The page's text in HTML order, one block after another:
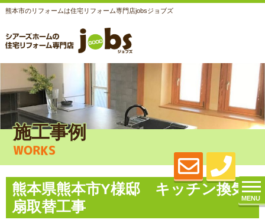
熊本市のリフォームは住宅リフォーム専門店jobsジョブズ
MENU
施工事例
WORKS
熊本県熊本市Y様邸 キッチン換気
扇取替工事